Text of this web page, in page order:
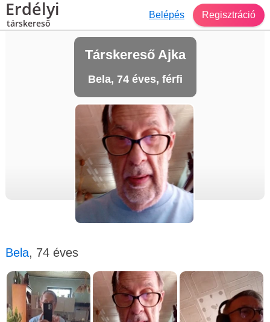
Erdélyi
társkereső
Belépés Regisztráció
Társkereső Ajka
Bela, 74 éves, férfi
Bela, 74 éves